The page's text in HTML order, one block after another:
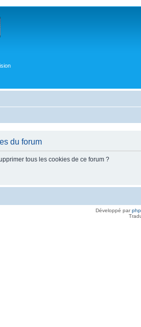
du forum
tous les cookies de ce forum ?
Développé par